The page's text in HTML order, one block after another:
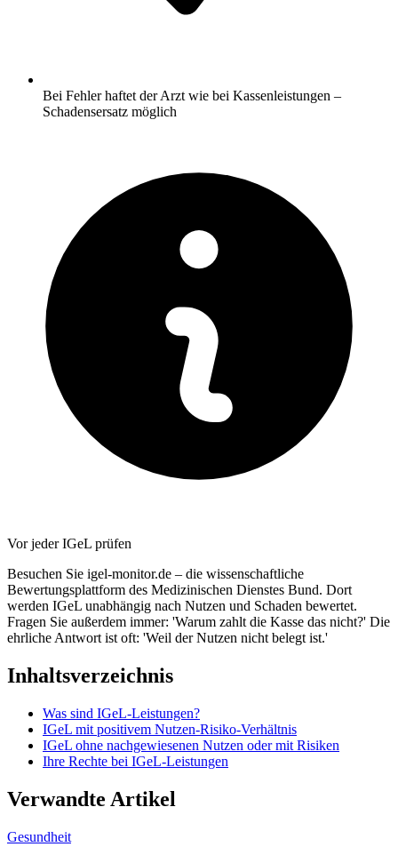
Bei Fehler haftet der Arzt wie bei Kassenleistungen –
Schadensersatz möglich
Vor jeder IGeL prüfen
Besuchen Sie igel-monitor.de – die wissenschaftliche
Bewertungsplattform des Medizinischen Dienstes Bund. Dort
werden IGeL unabhängig nach Nutzen und Schaden bewertet.
Fragen Sie außerdem immer: 'Warum zahlt die Kasse das nicht?' Die
ehrliche Antwort ist oft: 'Weil der Nutzen nicht belegt ist.'
Inhaltsverzeichnis
Was sind IGeL-Leistungen?
IGeL mit positivem Nutzen-Risiko-Verhältnis
IGeL ohne nachgewiesenen Nutzen oder mit Risiken
Ihre Rechte bei IGeL-Leistungen
Verwandte Artikel
Gesundheit